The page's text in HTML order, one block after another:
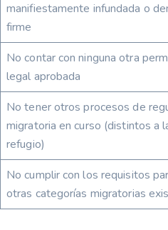
manifiestamente infundada o
firme
No contar con ninguna otra
legal aprobada
No tener otros procesos de
migratoria en curso (distintos a
refugio)
No cumplir con los requisitos
otras categorías migratorias